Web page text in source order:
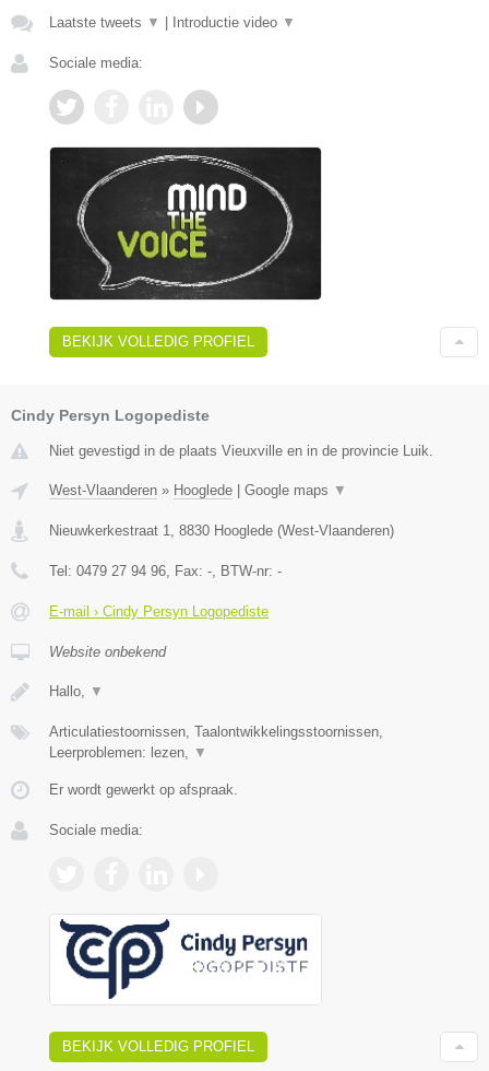
Laatste tweets ▼ Introductie video ▼
Sociale media:
BEKIJK VOLLEDIG PROFIEL
Cindy Persyn Logopediste
Niet gevestigd in de plaats Vieuxville en in de provincie Luik.
West-Vlaanderen » Hooglede Google maps ▼
Nieuwkerkestraat 1 8830 Hooglede (West-Vlaanderen)
Tel: 0479 27 94 96 , Fax: - , BTW-nr: -
E-mail › Cindy Persyn Logopediste
Website onbekend
Hallo, ▼
Articulatiestoornissen, Taalontwikkelingsstoornissen,
Leerproblemen: lezen,
▼
Er wordt gewerkt op afspraak.
Sociale media:
BEKIJK VOLLEDIG PROFIEL